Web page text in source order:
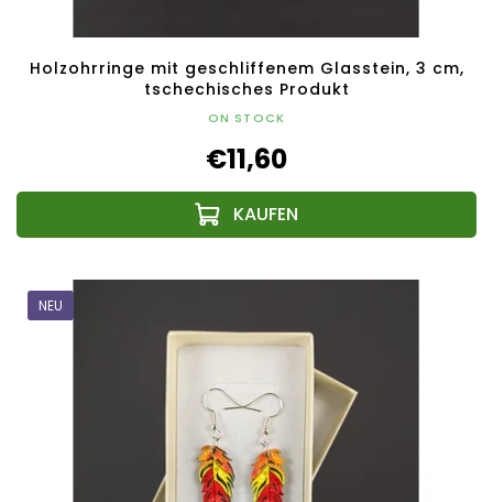
Holzohrringe mit geschliffenem Glasstein, 3 cm,
tschechisches Produkt
ON STOCK
€11,60
NEU